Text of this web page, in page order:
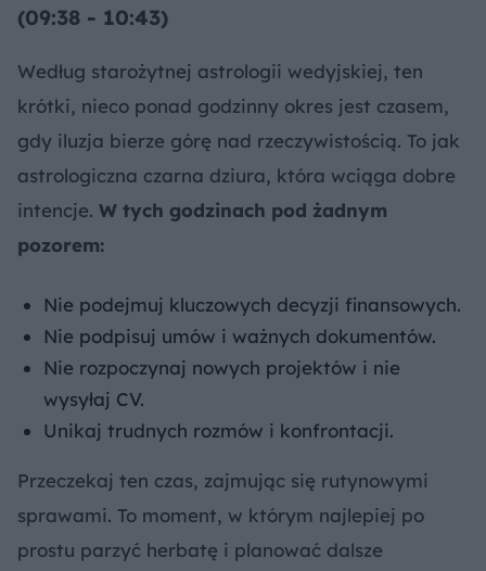
(09:38 - 10:43)
Według starożytnej astrologii wedyjskiej, ten
krótki, nieco ponad godzinny okres jest czasem,
gdy iluzja bierze górę nad rzeczywistością. To jak
astrologiczna czarna dziura, która wciąga dobre
intencje. W tych godzinach pod żadnym
pozorem:
Nie podejmuj kluczowych decyzji finansowych.
Nie podpisuj umów i ważnych dokumentów.
Nie rozpoczynaj nowych projektów i nie
wysyłaj CV.
Unikaj trudnych rozmów i konfrontacji.
Przeczekaj ten czas, zajmując się rutynowymi
sprawami. To moment, w którym najlepiej po
prostu parzyć herbatę i planować dalsze